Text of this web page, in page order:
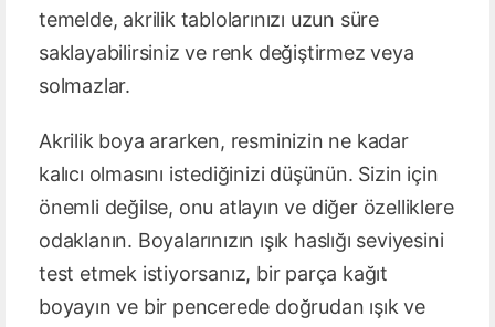
temelde, akrilik tablolarınızı uzun süre
saklayabilirsiniz ve renk değiştirmez veya
solmazlar.
Akrilik boya ararken, resminizin ne kadar
kalıcı olmasını istediğinizi düşünün. Sizin için
önemli değilse, onu atlayın ve diğer özelliklere
odaklanın. Boyalarınızın ışık haslığı seviyesini
test etmek istiyorsanız, bir parça kağıt
boyayın ve bir pencerede doğrudan ışık ve